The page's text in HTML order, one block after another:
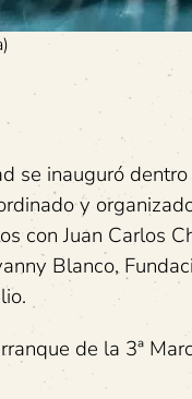
se inauguró
y
con Juan Carlos
Blanco,
de la 3ª